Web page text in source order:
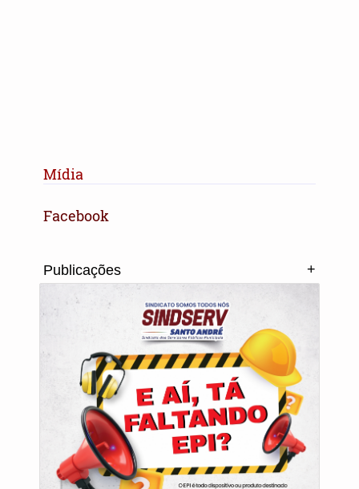
Mídia
Facebook
Publicações +